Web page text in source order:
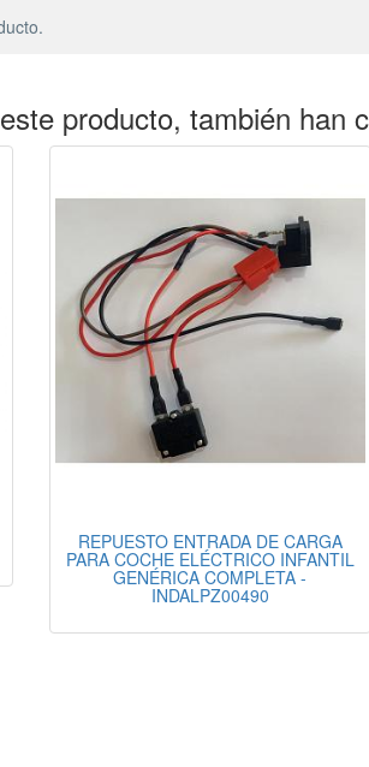
producto, también han
REPUESTO ENTRADA DE CARGA
PARA COCHE ELÉCTRICO INFANTIL
GENÉRICA COMPLETA -
INDALPZ00490